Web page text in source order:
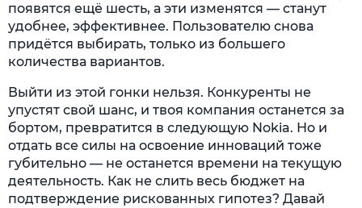
появятся ещё шесть, а эти изменятся — станут
удобнее, эффективнее. Пользователю снова
придётся выбирать, только из большего
количества вариантов.
Выйти из этой гонки нельзя. Конкуренты не
упустят свой шанс, и твоя компания останется за
бортом, превратится в следующую Nokia. Но и
отдать все силы на освоение инноваций тоже
губительно — не останется времени на текущую
деятельность. Как не слить весь бюджет на
подтверждение рискованных гипотез? Давай